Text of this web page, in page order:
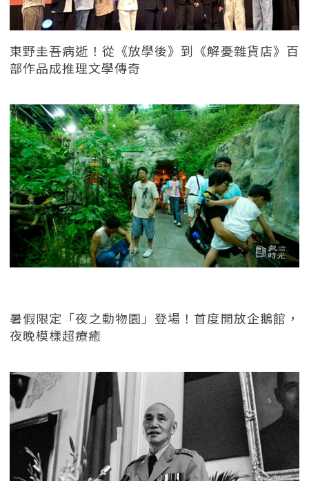
東野圭吾病逝！從《放學後》到《解憂雜貨店》百
部作品成推理文學傳奇
暑假限定「夜之動物園」登場！首度開放企鵝館，
夜晚模樣超療癒